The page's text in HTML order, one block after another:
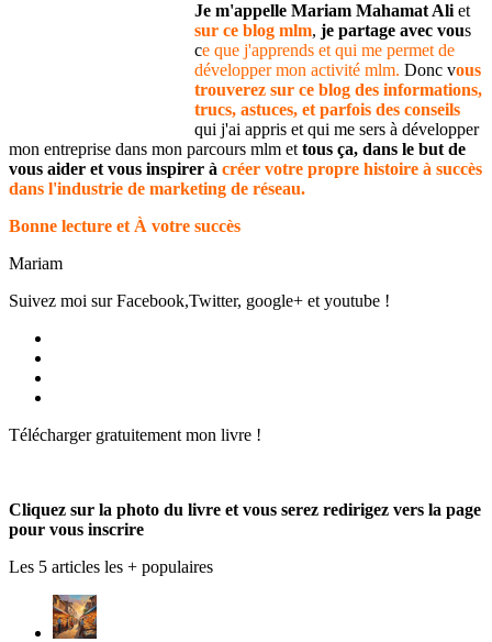
Je m'appelle Mariam Mahamat Ali et
sur ce blog mlm, je partage avec vous
ce que j'apprends et qui me permet de
développer mon activité mlm. Donc vous
trouverez sur ce blog des informations,
trucs, astuces, et parfois des conseils
qui j'ai appris et qui me sers à développer
mon entreprise dans mon parcours mlm et tous ça, dans le but de
vous aider et vous inspirer à créer votre propre histoire à succès
dans l'industrie de marketing de réseau.
Bonne lecture et À votre succès
Mariam
Suivez moi sur Facebook,Twitter, google+ et youtube !
sur
porodumlm
de
profil
Google+
Télécharger gratuitement mon livre !
Cliquez sur la photo du livre et vous serez redirigez vers la page
pour vous inscrire
Les 5 articles les + populaires